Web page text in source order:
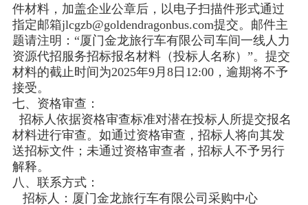
件材料，加盖企业公章后，以电子扫描件形式通过
指定邮箱jlcgzb@goldendragonbus.com提交。邮件主
题请注明：“厦门金龙旅行车有限公司车间一线人力
资源代招服务招标报名材料（投标人名称）”。提交
材料的截止时间为2025年9月8日12:00，逾期将不予
接受。
七、资格审查：
招标人依据资格审查标准对潜在投标人所提交报名
材料进行审查。如通过资格审查，招标人将向其发
送招标文件；未通过资格审查者，招标人不予另行
解释。
八、联系方式：
招标人：厦门金龙旅行车有限公司采购中心